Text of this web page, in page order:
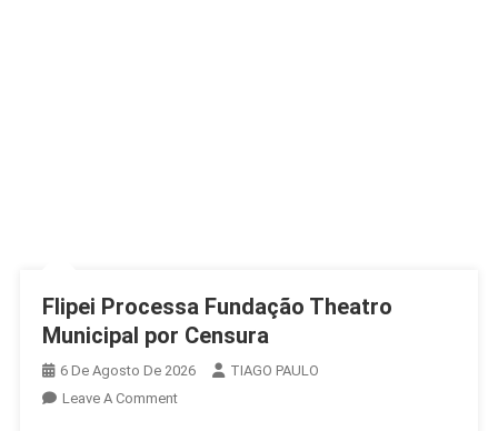
Flipei Processa Fundação Theatro
Municipal por Censura
6 De Agosto De 2026
TIAGO PAULO
Leave A CommentOn